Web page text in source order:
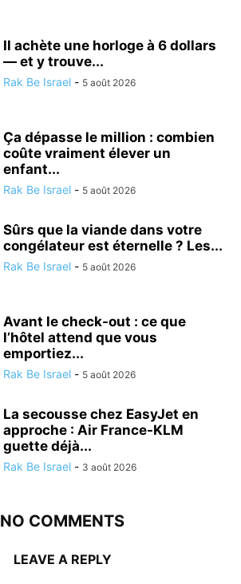
Il achète une horloge à 6 dollars
— et y trouve...
Rak Be Israel - 5 août 2026
Ça dépasse le million : combien
coûte vraiment élever un
enfant...
Rak Be Israel - 5 août 2026
Sûrs que la viande dans votre
congélateur est éternelle ? Les...
Rak Be Israel - 5 août 2026
Avant le check-out : ce que
l’hôtel attend que vous
emportiez...
Rak Be Israel - 5 août 2026
La secousse chez EasyJet en
approche : Air France-KLM
guette déjà...
Rak Be Israel - 3 août 2026
NO COMMENTS
LEAVE A REPLY